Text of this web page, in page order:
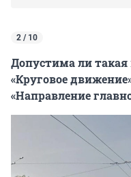
2 / 10
Допустима ли
«Круговое
«Направление